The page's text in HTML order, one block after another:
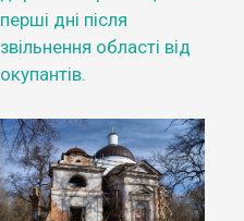
перші дні після
звільнення області від
окупантів.